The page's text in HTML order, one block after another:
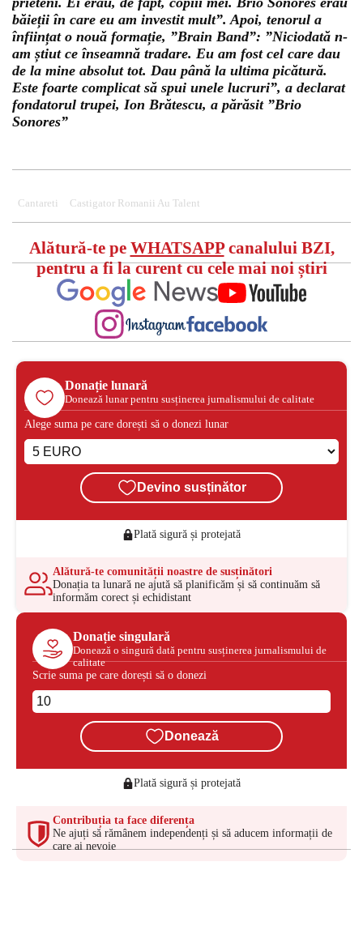
băieții în care eu am investit mult”. Apoi, tenorul a
înființat o nouă formație, ”Brain Band”: ”Niciodată n-
am știut ce înseamnă tradare. Eu am fost cel care dau
de la mine absolut tot. Dau până la ultima picătură.
Este foarte complicat să spui unele lucruri”, a declarat
fondatorul trupei, Ion Brătescu, a părăsit ”Brio
Sonores”
Cantareti Castigator Romanii Au Talent
Alătură-te pe WHATSAPPcanalului BZI,
pentru a fi la curent cu cele mai noi știri
Donație lunară
Donează lunar pentru susținerea jurnalismului de calitate
Alege suma pe care dorești să o donezi lunar
Devino susținător
Plată sigură și protejată
Alătură-te comunității noastre de susținători
Donația ta lunară ne ajută să planificăm și să continuăm să
informăm corect și echidistant
Donație singulară
Donează o singură dată pentru susținerea jurnalismului de
calitate
Scrie suma pe care dorești să o donezi
Donează
Plată sigură și protejată
Contribuția ta face diferența
Ne ajuți să rămânem independenți și să aducem informații de
care ai nevoie